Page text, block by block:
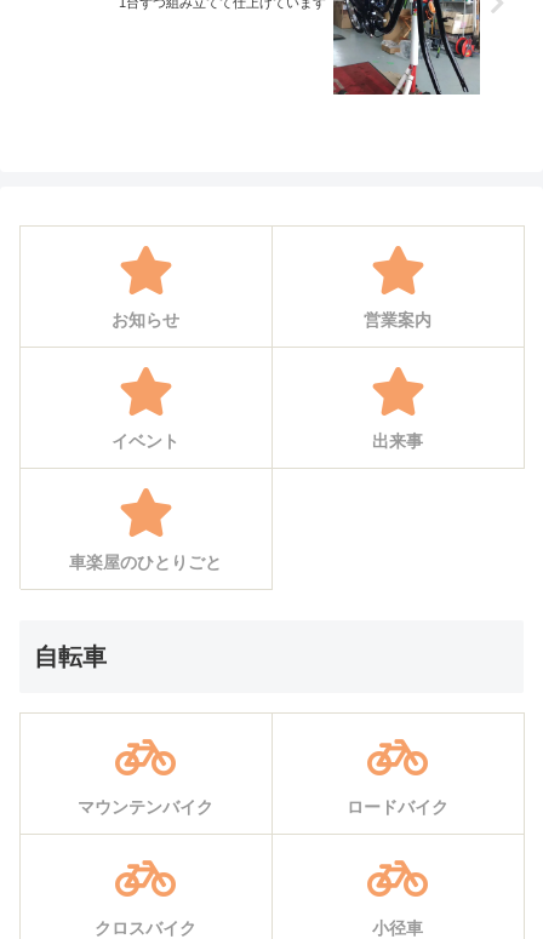
お知らせ 営業案内
イベント 出来事
車楽屋のひとりごと
自転車
マウンテンバイク ロードバイク
クロスバイク 小径車